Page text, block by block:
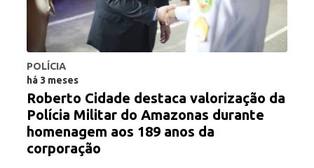
POLÍCIA
há 3 meses
Roberto Cidade destaca valorização da
Polícia Militar do Amazonas durante
homenagem aos 189 anos da
corporação